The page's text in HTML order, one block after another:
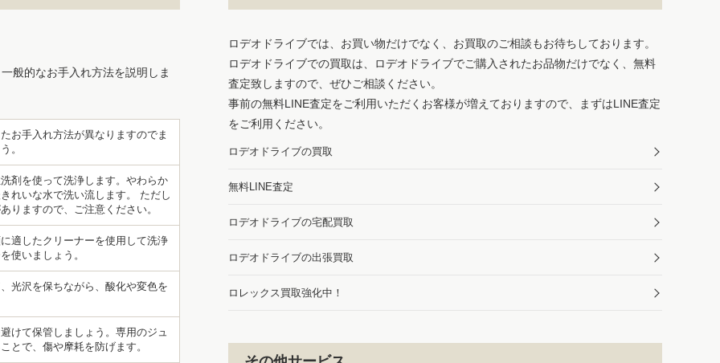
般的なお手入れ方法を説明しま
お手入れ方法が異なりますのでま
。
剤を使って洗浄します。やわらか
れいな水で洗い流します。 ただし
りますので、ご注意ください。
適したクリーナーを使用して洗浄
使いましょう。
光沢を保ちながら、酸化や変色を
けて保管しましょう。専用のジュ
とで、傷や摩耗を防げます。
ロデオドライブでは、お買い物だけでなく、お買取のご相談もお待ちしております。
ロデオドライブでの買取は、ロデオドライブでご購入されたお品物だけでなく、無料
査定致しますので、ぜひご相談ください。
事前の無料LINE査定をご利用いただくお客様が増えておりますので、まずはLINE査定
をご利用ください。
ロデオドライブの買取
無料LINE査定
ロデオドライブの宅配買取
ロデオドライブの出張買取
ロレックス買取強化中！